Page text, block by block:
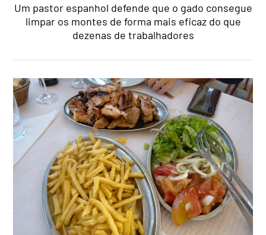
Um pastor espanhol defende que o gado consegue
limpar os montes de forma mais eficaz do que
dezenas de trabalhadores